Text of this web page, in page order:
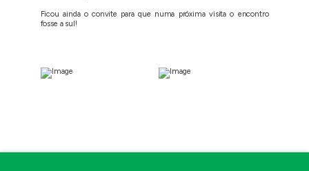
Ficou ainda o convite para que numa próxima visita o encontro
fosse a sul!